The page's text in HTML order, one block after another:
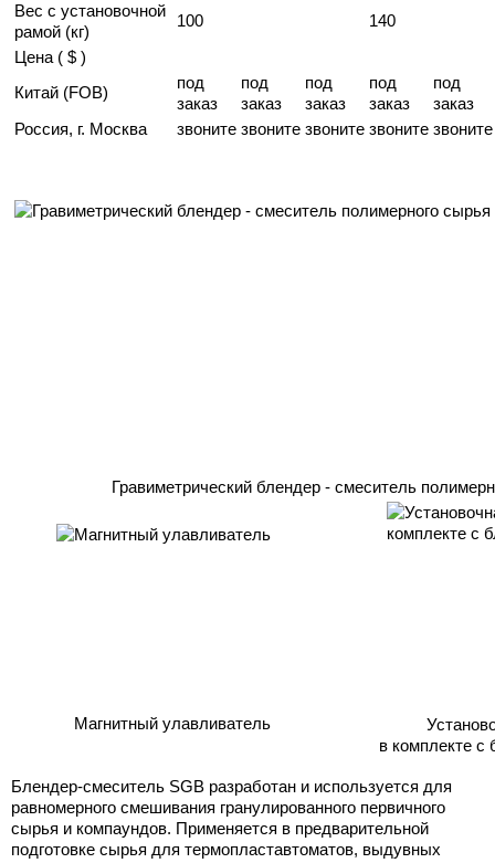
Вес с установочной
рамой (кг)
100
140
Цена ( $ )
Китай (FOB)
под
заказ
под
заказ
под
заказ
под
заказ
под
заказ
Россия, г. Москва
звоните звоните звоните звоните звоните
Гравиметрический блендер - смеситель
Магнитный улавливатель
в комплекте с
Блендер-смеситель SGB разработан и используется для
равномерного смешивания гранулированного первичного
сырья и компаундов. Применяется в предварительной
подготовке сырья для термопластавтоматов, выдувных